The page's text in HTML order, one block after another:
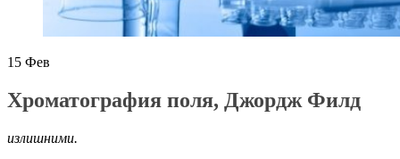
15 Фев
Хроматография поля, Джордж Филд
излишними.